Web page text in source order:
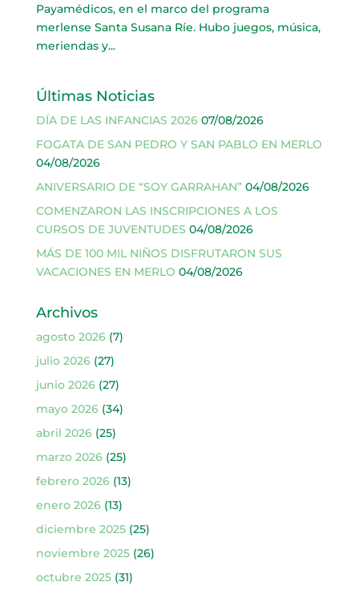
Payamédicos, en el marco del programa
merlense Santa Susana Ríe. Hubo juegos, música,
meriendas y...
Últimas Noticias
DÍA DE LAS INFANCIAS 2026 07/08/2026
FOGATA DE SAN PEDRO Y SAN PABLO EN MERLO
04/08/2026
ANIVERSARIO DE “SOY GARRAHAN” 04/08/2026
COMENZARON LAS INSCRIPCIONES A LOS
CURSOS DE JUVENTUDES 04/08/2026
MÁS DE 100 MIL NIÑOS DISFRUTARON SUS
VACACIONES EN MERLO 04/08/2026
Archivos
agosto 2026(7)
julio 2026(27)
junio 2026(27)
mayo 2026(34)
abril 2026(25)
marzo 2026(25)
febrero 2026(13)
enero 2026(13)
diciembre 2025(25)
noviembre 2025(26)
octubre 2025(31)